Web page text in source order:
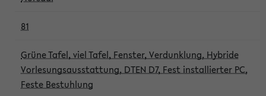
81
Grüne Tafel, viel Tafel, Fenster, Verdunklung, Hybride
Vorlesungsausstattung, DTEN D7, Fest installierter PC,
Feste Bestuhlung